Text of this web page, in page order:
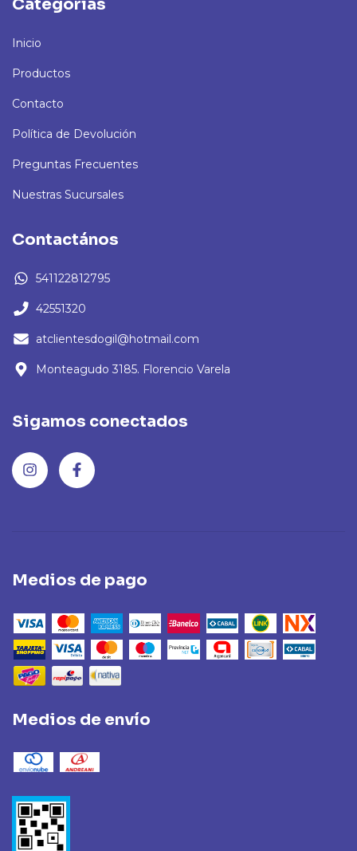
Categorías
Inicio
Productos
Contacto
Política de Devolución
Preguntas Frecuentes
Nuestras Sucursales
Contactános
541122812795
42551320
atclientesdogil@hotmail.com
Monteagudo 3185. Florencio Varela
Sigamos conectados
Medios de pago
Medios de envío